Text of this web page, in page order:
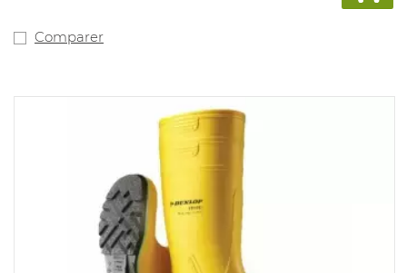
Comparer